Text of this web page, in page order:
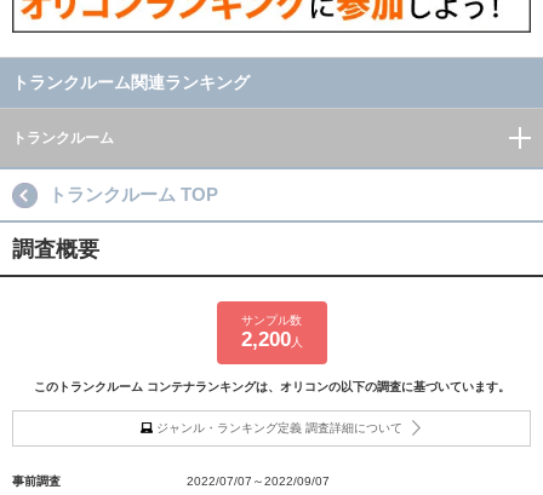
トランクルーム関連ランキング
トランクルーム
トランクルーム TOP
調査概要
サンプル数
2,200人
このトランクルーム コンテナランキングは、オリコンの以下の調査に基づいています。
ジャンル・ランキング定義 調査詳細について
事前調査
2022/07/07～2022/09/07